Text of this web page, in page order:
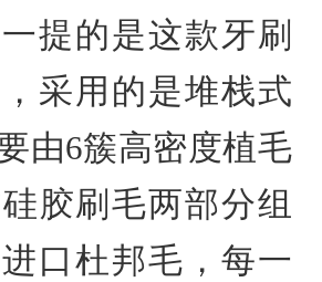
提的是这款牙刷
采用的是堆栈式
由6簇高密度植毛
胶刷毛两部分组
口杜邦毛，每一